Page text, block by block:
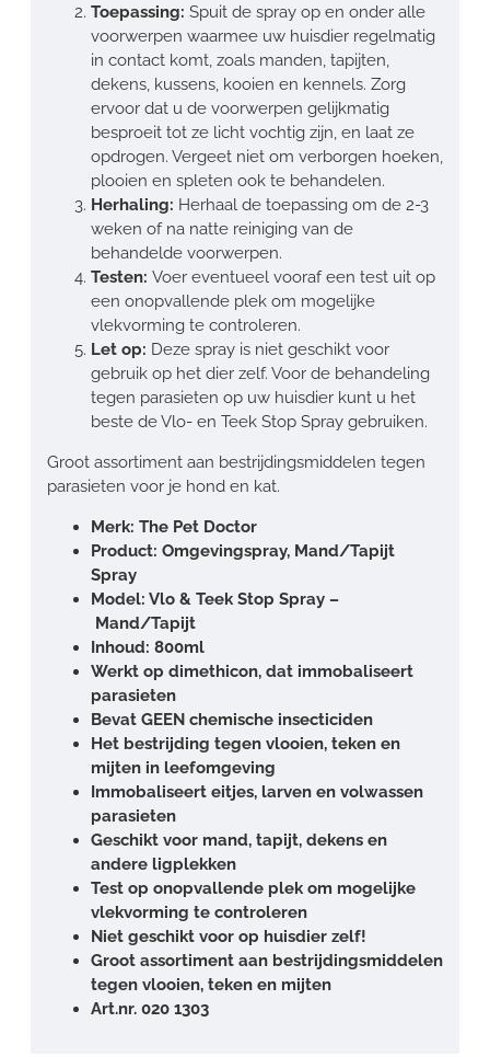
Toepassing: Spuit de spray op en onder alle
voorwerpen waarmee uw huisdier regelmatig
in contact komt, zoals manden, tapijten,
dekens, kussens, kooien en kennels. Zorg
ervoor dat u de voorwerpen gelijkmatig
besproeit tot ze licht vochtig zijn, en laat ze
opdrogen. Vergeet niet om verborgen hoeken,
plooien en spleten ook te behandelen.
Herhaling: Herhaal de toepassing om de 2-3
weken of na natte reiniging van de
behandelde voorwerpen.
Testen: Voer eventueel vooraf een test uit op
een onopvallende plek om mogelijke
vlekvorming te controleren.
Let op: Deze spray is niet geschikt voor
gebruik op het dier zelf. Voor de behandeling
tegen parasieten op uw huisdier kunt u het
beste de Vlo- en Teek Stop Spray gebruiken.
Groot assortiment aan bestrijdingsmiddelen tegen
parasieten voor je hond en kat.
Merk: The Pet Doctor
Product: Omgevingspray, Mand/Tapijt
Spray
Model: Vlo & Teek Stop Spray –
Mand/Tapijt
Inhoud: 800ml
Werkt op dimethicon, dat immobaliseert
parasieten
Bevat GEEN chemische insecticiden
Het bestrijding tegen vlooien, teken en
mijten in leefomgeving
Immobaliseert eitjes, larven en volwassen
parasieten
Geschikt voor mand, tapijt, dekens en
andere ligplekken
Test op onopvallende plek om mogelijke
vlekvorming te controleren
Niet geschikt voor op huisdier zelf!
Groot assortiment aan bestrijdingsmiddelen
tegen vlooien, teken en mijten
Art.nr. 020 1303